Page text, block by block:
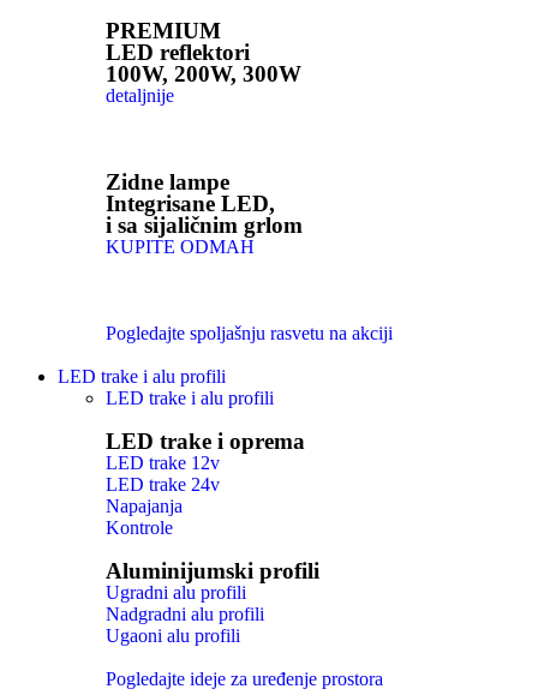
PREMIUM
LED reflektori
100W, 200W, 300W
detaljnije
Zidne lampe
Integrisane LED,
i sa sijaličnim grlom
KUPITE ODMAH
Pogledajte spoljašnju rasvetu na akciji
LED trake i alu profili
LED trake i alu profili
LED trake i oprema
LED trake 12v
LED trake 24v
Napajanja
Kontrole
Aluminijumski profili
Ugradni alu profili
Nadgradni alu profili
Ugaoni alu profili
Pogledajte ideje za uređenje prostora